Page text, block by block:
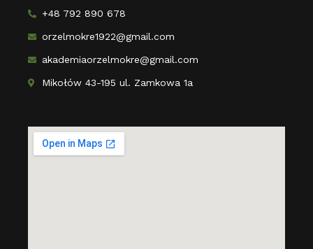
+48 792 890 678
orzelmokre1922@gmail.com
akademiaorzelmokre@gmail.com
Mikołów 43-195 ul. Zamkowa 1a